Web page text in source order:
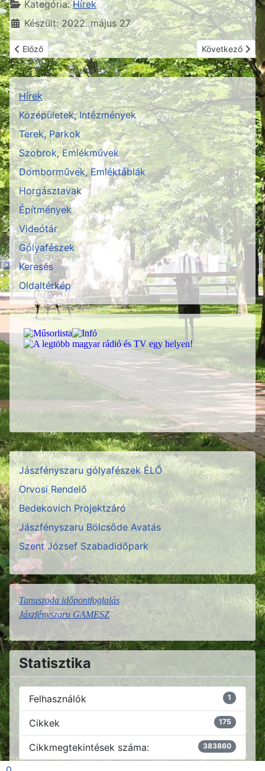
Jászfényszaru gólyafészek ÉLŐ
Orvosi Rendelő
Bedekovich Projektzáró
Jászfényszaru Bölcsőde Avatás
Szent József Szabadidőpark
Tanuszoda időpontfoglalás
Jászfényszaru GAMESZ
Statisztika
Felhasználók 1
Cikkek 175
Cikkmegtekintések száma: 383860
Részletek
Kategória:Hírek
Készült: 2022. május 27
Előző cikk: Bringaparkot avattak Jászfényszarun
Előző Következő
Következő
Hírek
Középületek, Intézmények
Terek, Parkok
Szobrok, Emlékművek
Domborművek, Emléktáblák
Horgásztavak
Építmények
Videótár
Gólyafészek
Keresés
Oldaltérkép